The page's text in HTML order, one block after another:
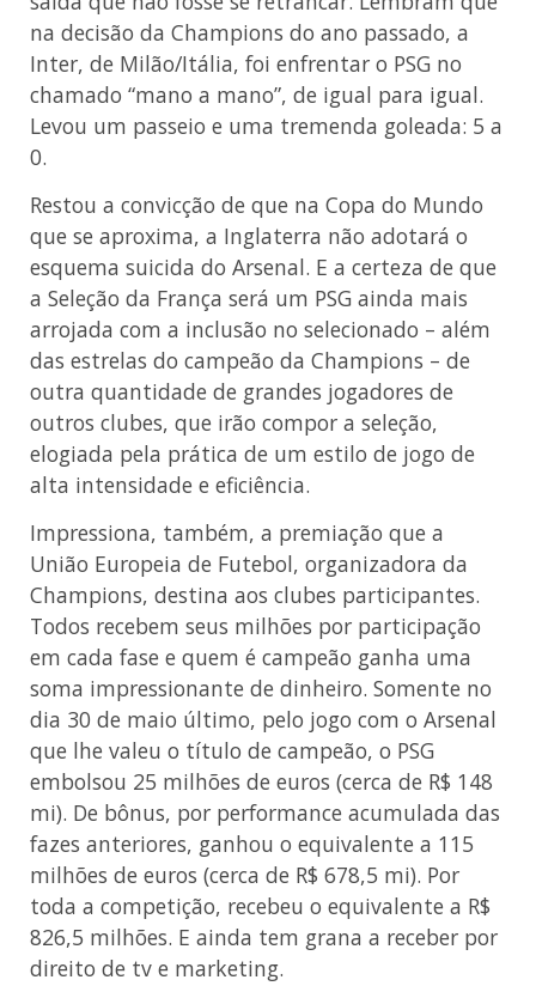
na decisão da Champions do ano passado, a
Inter, de Milão/Itália, foi enfrentar o PSG no
chamado “mano a mano”, de igual para igual.
Levou um passeio e uma tremenda goleada: 5 a
0.
Restou a convicção de que na Copa do Mundo
que se aproxima, a Inglaterra não adotará o
esquema suicida do Arsenal. E a certeza de que
a Seleção da França será um PSG ainda mais
arrojada com a inclusão no selecionado – além
das estrelas do campeão da Champions – de
outra quantidade de grandes jogadores de
outros clubes, que irão compor a seleção,
elogiada pela prática de um estilo de jogo de
alta intensidade e eficiência.
Impressiona, também, a premiação que a
União Europeia de Futebol, organizadora da
Champions, destina aos clubes participantes.
Todos recebem seus milhões por participação
em cada fase e quem é campeão ganha uma
soma impressionante de dinheiro. Somente no
dia 30 de maio último, pelo jogo com o Arsenal
que lhe valeu o título de campeão, o PSG
embolsou 25 milhões de euros (cerca de R$ 148
mi). De bônus, por performance acumulada das
fazes anteriores, ganhou o equivalente a 115
milhões de euros (cerca de R$ 678,5 mi). Por
toda a competição, recebeu o equivalente a R$
826,5 milhões. E ainda tem grana a receber por
direito de tv e marketing.